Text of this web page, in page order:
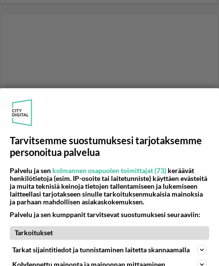
RESEPTIT
Moussaka tuo kreikkalaiset,
vahvat maut suomalaiseen
ruokapöytään.
Onnistuisiko sinulta
kaalikääryleet? Kyllä
Tarvitsemme suostumuksesi tarjotaksemme
personoitua palvelua
Palvelu ja sen kolmannen osapuolen toimittajat (73) keräävät
henkilötietoja (esim. IP-osoite tai laitetunniste) käyttäen evästeitä
ja muita teknisiä keinoja tietojen tallentamiseen ja lukemiseen
laitteellasi tarjotakseen sinulle tarkoituksenmukaisia mainoksia
ja parhaan mahdollisen asiakaskokemuksen.
Palvelu ja sen kumppanit tarvitsevat suostumuksesi seuraaviin:
Tarkoitukset
Tarkat sijaintitiedot ja tunnistaminen laitetta skannaamalla